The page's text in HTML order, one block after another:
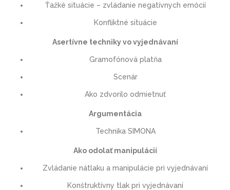
Ťažké situácie – zvládanie negatívnych emócií
Konfliktné situácie
Asertívne techniky vo vyjednávaní
Gramofónová platňa
Scenár
Ako zdvorilo odmietnuť
Argumentácia
Technika SIMONA
Ako odolať manipulácií
Zvládanie nátlaku a manipulácie pri vyjednávaní
Konštruktívny tlak pri vyjednávaní